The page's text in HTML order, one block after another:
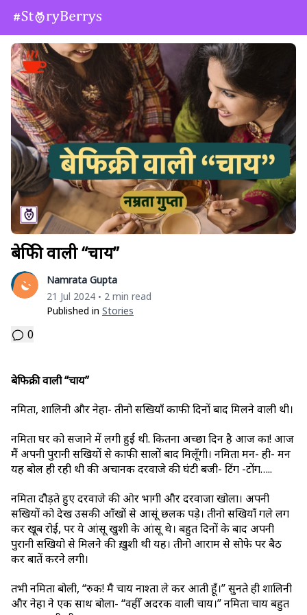
बेफिक्री वाली “चाय”
Namrata Gupta
21 Jul 2024 • 2 min read
Published in Stories
0
बेफिक्री वाली “चाय”
नमिता, शालिनी और नेहा- तीनो सखियाँ काफी दिनों बाद मिलने वाली थी।
नमिता घर को सजाने में लगी हुई थी. कितना अच्छा दिन है आज का! आज
मैं अपनी पुरानी सखियों से काफी सालों बाद मिलूँगी। नमिता मन- ही- मन
यह बोल ही रही थी की अचानक दरवाजे की घंटी बजी- टिंग -टोंग…..
नमिता दौड़ते हुए दरवाजे की ओर भागी और दरवाजा खोला। अपनी
सखियों को देख उसकी आँखों से आसूं छलक पड़े। तीनो सखियाँ गले लग
कर खूब रोई, पर ये आंसू खुशी के आंसू थे। बहुत दिनों के बाद अपनी
पुरानी सखियो से मिलने की ख़ुशी थी यह। तीनो आराम से सोफे पर बैठ
कर बातें करने लगी।
तभी नमिता बोली, “रुक! मै चाय नाश्ता ले कर आती हूँ।” सुनते ही शालिनी
और नेहा ने एक साथ बोला- “वहीँ अदरक वाली चाय।” नमिता चाय बहुत